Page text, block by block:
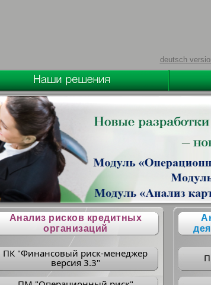
deutsch
Анализ рисков кредитных
организаций
ПК "Финансовый риск-менеджер
версия 3.3"